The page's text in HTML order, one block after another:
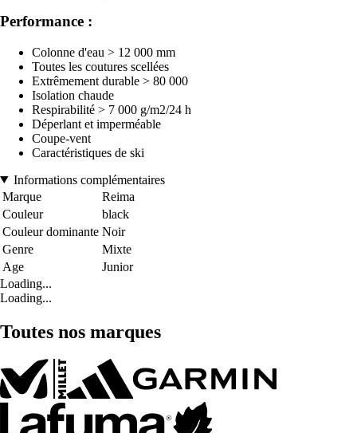
Performance :
Colonne d'eau > 12 000 mm
Toutes les coutures scellées
Extrêmement durable > 80 000
Isolation chaude
Respirabilité > 7 000 g/m2/24 h
Déperlant et imperméable
Coupe-vent
Caractéristiques de ski
Informations complémentaires
Marque
Reima
Couleur
black
Couleur dominante Noir
Genre
Mixte
Age
Junior
Loading...
Loading...
Toutes nos marques